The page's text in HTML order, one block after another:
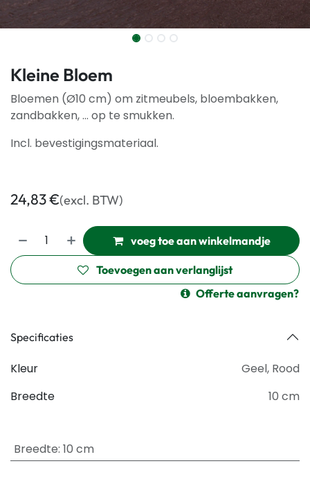
Kleine Bloem
Bloemen (Ø10 cm) om zitmeubels, bloembakken,
zandbakken, ... op te smukken.
Incl. bevestigingsmateriaal.
24,83€(excl. BTW)
voeg toe aan winkelmandje
Toevoegen aan verlanglijst
Offerte aanvragen?
Specificaties
Kleur Geel, Rood
Breedte
10 cm
Breedte: 10 cm